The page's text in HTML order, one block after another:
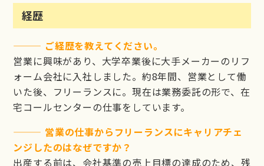
経歴
——— ご経歴を教えてください。
営業に興味があり、大学卒業後に大手メーカーのリフ
ォーム会社に入社しました。約8年間、営業として働
いた後、フリーランスに。現在は業務委託の形で、在
宅コールセンターの仕事をしています。
——— 営業の仕事からフリーランスにキャリアチェ
ンジしたのはなぜですか？
出産する前は、会社基準の売上目標の達成のため、残